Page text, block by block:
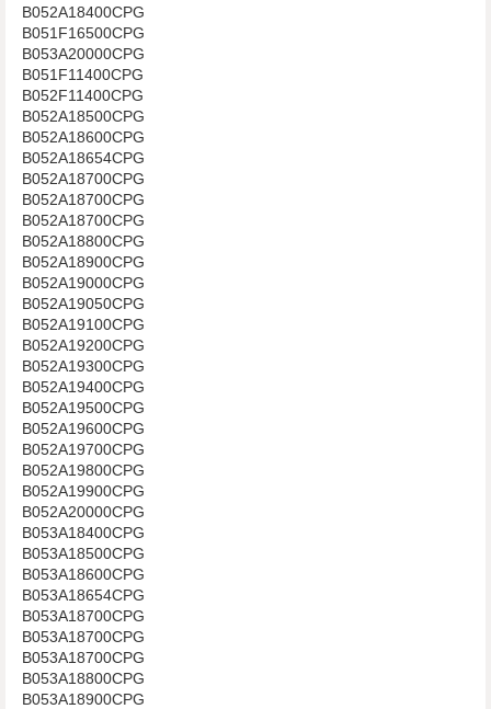
B052A18400CPG
B051F16500CPG
B053A20000CPG
B051F11400CPG
B052F11400CPG
B052A18500CPG
B052A18600CPG
B052A18654CPG
B052A18700CPG
B052A18700CPG
B052A18700CPG
B052A18800CPG
B052A18900CPG
B052A19000CPG
B052A19050CPG
B052A19100CPG
B052A19200CPG
B052A19300CPG
B052A19400CPG
B052A19500CPG
B052A19600CPG
B052A19700CPG
B052A19800CPG
B052A19900CPG
B052A20000CPG
B053A18400CPG
B053A18500CPG
B053A18600CPG
B053A18654CPG
B053A18700CPG
B053A18700CPG
B053A18700CPG
B053A18800CPG
B053A18900CPG